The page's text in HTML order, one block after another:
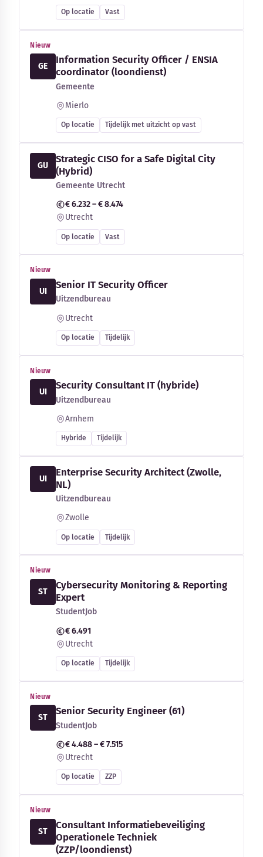
Op locatie Vast
Nieuw
GE
Information Security Officer / ENSIA
coordinator (loondienst)
Gemeente
Mierlo
Op locatie Tijdelijk met uitzicht op vast
GU
Strategic CISO for a Safe Digital City
(Hybrid)
Gemeente Utrecht
€ 6.232 – € 8.474
Utrecht
Op locatie Vast
Nieuw
UI
Senior IT Security Officer
Uitzendbureau
Utrecht
Op locatie Tijdelijk
Nieuw
UI
Security Consultant IT (hybride)
Uitzendbureau
Arnhem
Hybride Tijdelijk
UI
Enterprise Security Architect (Zwolle,
NL)
Uitzendbureau
Zwolle
Op locatie Tijdelijk
Nieuw
ST
Cybersecurity Monitoring & Reporting
Expert
StudentJob
€ 6.491
Utrecht
Op locatie Tijdelijk
Nieuw
ST
Senior Security Engineer (61)
StudentJob
€ 4.488 – € 7.515
Utrecht
Op locatie ZZP
Nieuw
ST
Consultant Informatiebeveiliging
Operationele Techniek
(ZZP/loondienst)